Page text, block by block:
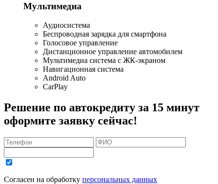
Мультимедиа
Аудиосистема
Беспроводная зарядка для смартфона
Голосовое управление
Дистанционное управление автомобилем
Мультимедиа система с ЖК-экраном
Навигационная система
Android Auto
CarPlay
Решение по автокредиту за 15 минут
оформите заявку сейчас!
Согласен на обработку персональных данных